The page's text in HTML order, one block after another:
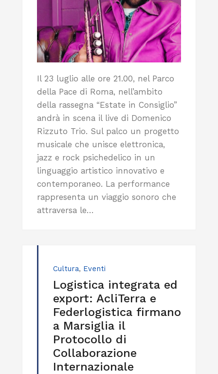
Il 23 luglio alle ore 21.00, nel Parco
della Pace di Roma, nell’ambito
della rassegna “Estate in Consiglio”
andrà in scena il live di Domenico
Rizzuto Trio. Sul palco un progetto
musicale che unisce elettronica,
jazz e rock psichedelico in un
linguaggio artistico innovativo e
contemporaneo. La performance
rappresenta un viaggio sonoro che
attraversa le…
Cultura, Eventi
Logistica integrata ed
export: AcliTerra e
Federlogistica firmano
a Marsiglia il
Protocollo di
Collaborazione
Internazionale